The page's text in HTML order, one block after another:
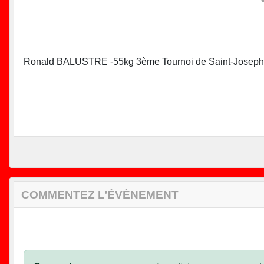
Ronald BALUSTRE -55kg 3ème Tournoi de Saint-Joseph
COMMENTEZ L’ÉVÈNEMENT